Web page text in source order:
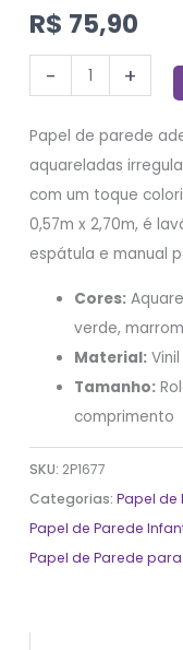
R$ 75,90
- +
Papel de parede
aquareladas
com um toque
0,57m x 2,70m, é
espátula e manual
Cores:
verde,
Material:
Tamanho:
comprimento
SKU: 2P1677
Categorias:Papel de
Papel de Parede
Papel de Parede